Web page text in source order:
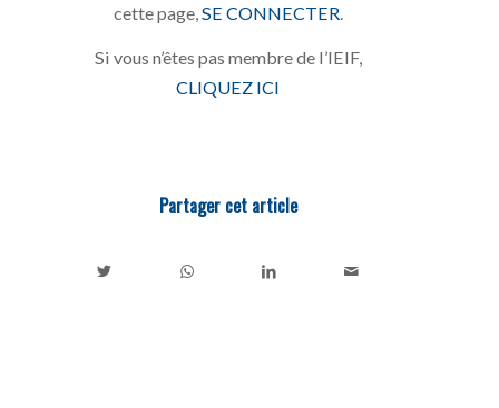
cette page, SE CONNECTER
Si vous n’êtes pas membre de l’IEIF,
CLIQUEZ ICI
Partager cet article